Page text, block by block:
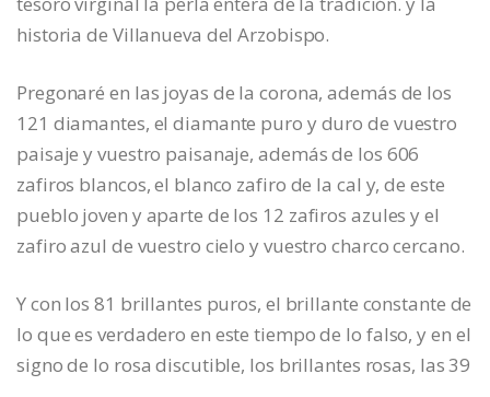
historia de Villanueva del Arzobispo.
Pregonaré en las joyas de la corona, además de los
121 diamantes, el diamante puro y duro de vuestro
paisaje y vuestro paisanaje, además de los 606
zafiros blancos, el blanco zafiro de la cal y, de este
pueblo joven y aparte de los 12 zafiros azules y el
zafiro azul de vuestro cielo y vuestro charco cercano.
Y con los 81 brillantes puros, el brillante constante de
lo que es verdadero en este tiempo de lo falso, y en el
signo de lo rosa discutible, los brillantes rosas, las 39